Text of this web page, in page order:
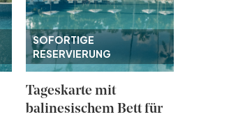
SOFORTIGE
RESERVIERUNG
Tageskarte mit
balinesischem Bett für